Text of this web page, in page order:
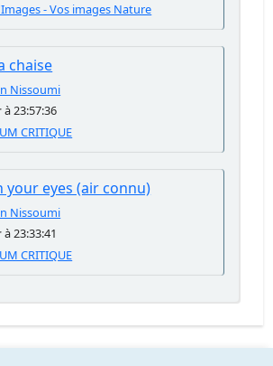
- Vos images Nature
chaise
Nissoumi
à 23:57:36
CRITIQUE
your eyes (air connu)
Nissoumi
à 23:33:41
CRITIQUE